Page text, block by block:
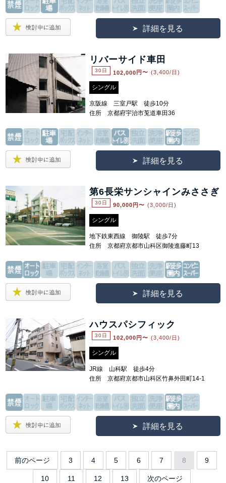
詳細を見る
リバーサイド車田
30日 102,000 円〜 (3,400/日)
シングル
京阪線 三室戸駅 徒歩10分
住所 京都府宇治市莵道車田36
詳細を見る
第6長栄サンシャインみささぎ
30日 90,000 円〜 (3,000/日)
シングル
地下鉄東西線 御陵駅 徒歩7分
住所 京都府京都市山科区御陵進藤町13
詳細を見る
ハウスパシフィック
30日 102,000 円〜 (3,400/日)
シングル
JR線 山科駅 徒歩4分
住所 京都府京都市山科区竹鼻外田町14-1
詳細を見る
前のページ 3 4 5 6 7 8 9
10 11 12 13 次のページ